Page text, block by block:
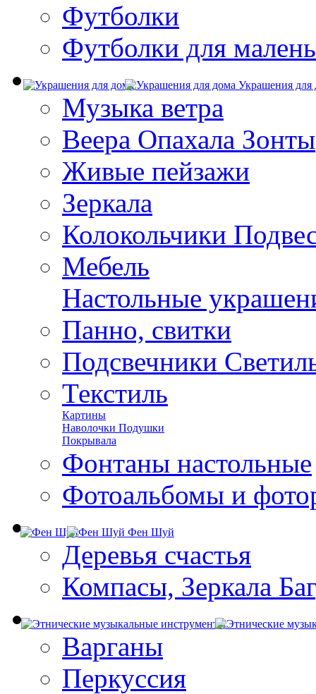
Футболки
Футболки для
Украшения для
Музыка ветра
Веера Опахала Зонты
Живые пейзажи
Зеркала
Колокольчики
Мебель
Настольные
Панно, свитки
Подсвечники
Текстиль
Картины
Наволочки Подушки
Покрывала
Фонтаны настольные
Фотоальбомы и
Фен Шуй
Деревья счастья
Компасы, Зеркала
Варганы
Перкуссия